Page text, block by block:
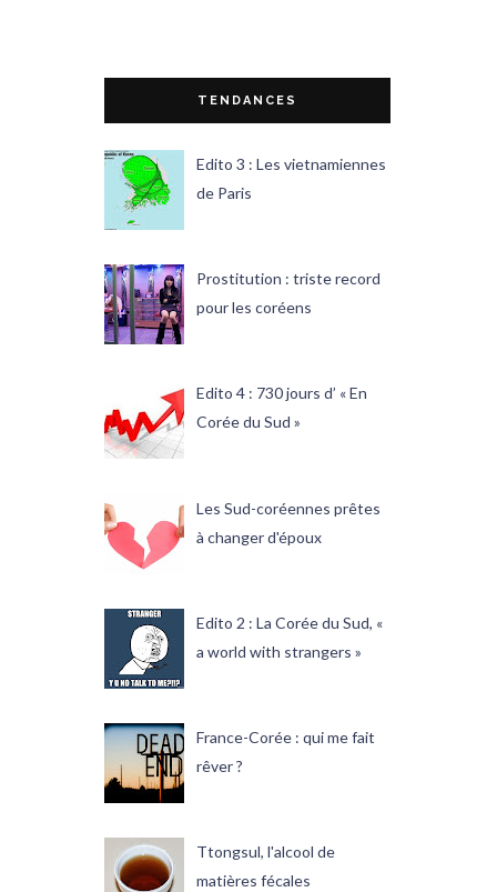
TENDANCES
Edito 3 : Les vietnamiennes
de Paris
Prostitution : triste record
pour les coréens
Edito 4 : 730 jours d’ « En
Corée du Sud »
Les Sud-coréennes prêtes
à changer d'époux
Edito 2 : La Corée du Sud, «
a world with strangers »
France-Corée : qui me fait
rêver ?
Ttongsul, l'alcool de
matières fécales